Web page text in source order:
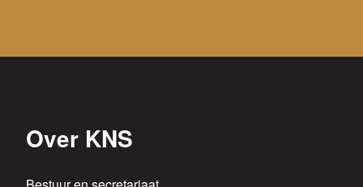
Over KNS